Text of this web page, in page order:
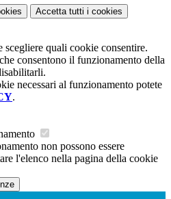
Accetta tutti i cookies
scegliere quali cookie consentire.
consentono il funzionamento della
necessari al funzionamento potete
.
non possono essere
l'elenco nella pagina della cookie